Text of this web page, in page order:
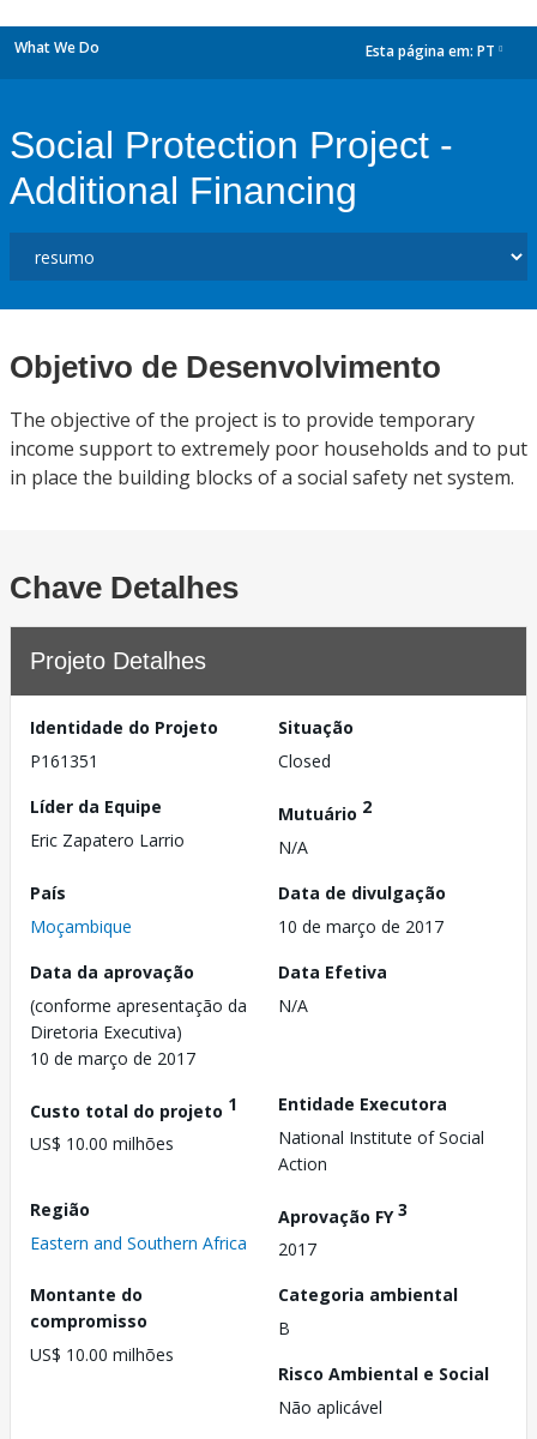
What We Do Esta página em: PT
Social Protection Project -
Additional Financing
Objetivo de Desenvolvimento
The objective of the project is to provide temporary
income support to extremely poor households and to put
in place the building blocks of a social safety net system.
Chave Detalhes
Projeto Detalhes
Identidade do Projeto
P161351
Situação
Closed
Líder da Equipe
Eric Zapatero Larrio
Mutuário 2
N/A
País
Moçambique
Data de divulgação
10 de março de 2017
Data da aprovação
(conforme apresentação da
Diretoria Executiva)
10 de março de 2017
Data Efetiva
N/A
Custo total do projeto 1
US$ 10.00 milhões
Entidade Executora
National Institute of Social
Action
Região
Eastern and Southern Africa
Aprovação FY3
2017
Montante do
compromisso
US$ 10.00 milhões
Categoria ambiental
B
Risco Ambiental e Social
Não aplicável